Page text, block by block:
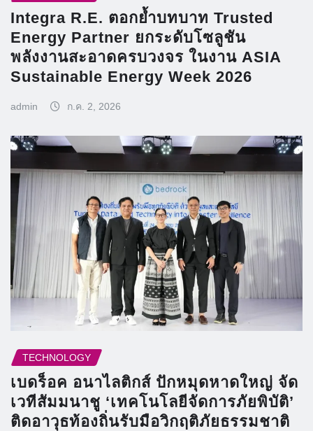
Integra R.E. ตอกย้ำบทบาท Trusted
Energy Partner ยกระดับโซลูชัน
พลังงานสะอาดครบวงจร ในงาน ASIA
Sustainable Energy Week 2026
admin ก.ค. 2, 2026
TECHNOLOGY
เบดร็อค อนาไลติกส์ ปักหมุดหาดใหญ่ จัด
เวทีสัมมนาชู ‘เทคโนโลยีจัดการภัยพิบัติ’
ติดอาวุธท้องถิ่นรับมือวิกฤติภัยธรรมชาติ